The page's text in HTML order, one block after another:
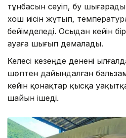
тұнбасын сеуіп, бу
хош иісін жұтып,
бейімделеді. Осыдан кейін
ауаға шығып демалады.
Келесі кезеңде денені
шөптен дайындалған
кейін қонақтар қысқа
шайын ішеді.